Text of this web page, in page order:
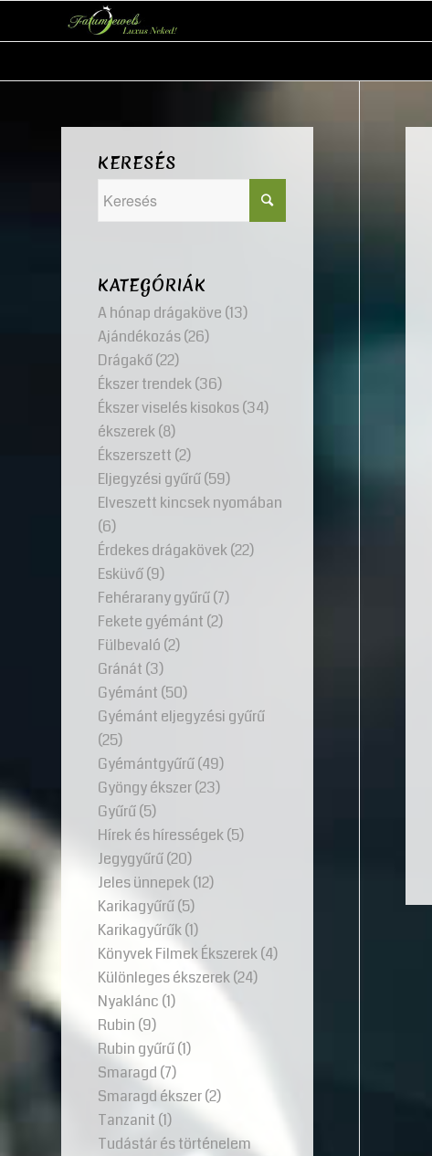
KERESÉS
KATEGÓRIÁK
A hónap drágaköve (13)
Ajándékozás(26)
Drágakő(22)
Ékszer trendek(36)
Ékszer viselés kisokos(34)
ékszerek(8)
Ékszerszett (2)
Eljegyzési gyűrű(59)
Elveszett kincsek nyomában
(6)
Érdekes drágakövek(22)
Esküvő(9)
Fehérarany gyűrű(7)
Fekete gyémánt (2)
Fülbevaló (2)
Gránát (3)
Gyémánt (50)
Gyémánt eljegyzési gyűrű
(25)
Gyémántgyűrű(49)
Gyöngy ékszer(23)
Gyűrű(5)
Hírek és hírességek(5)
Jegygyűrű(20)
Jeles ünnepek(12)
Karikagyűrű(5)
Karikagyűrűk(1)
Könyvek Filmek Ékszerek(4)
Különleges ékszerek(24)
Nyaklánc (1)
Rubin (9)
Rubin gyűrű(1)
Smaragd (7)
Smaragd ékszer(2)
Tanzanit (1)
Tudástár és történelem